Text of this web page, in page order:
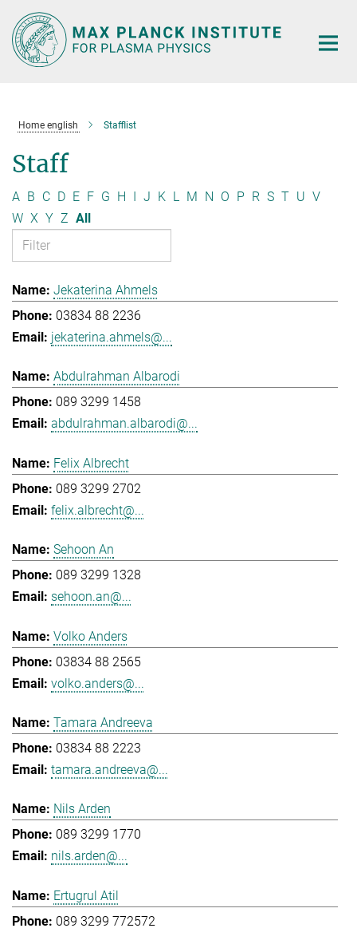
Main-
Content
Home english Stafflist
Staff
A B C D E F G H I J K L M N O P R S T U V
W X Y Z All
Jekaterina Ahmels
03834 88 2236
jekaterina.ahmels@...
Abdulrahman Albarodi
089 3299 1458
abdulrahman.albarodi@...
Felix Albrecht
089 3299 2702
felix.albrecht@...
Sehoon An
089 3299 1328
sehoon.an@...
Volko Anders
03834 88 2565
volko.anders@...
Tamara Andreeva
03834 88 2223
tamara.andreeva@...
Nils Arden
089 3299 1770
nils.arden@...
Ertugrul Atil
089 3299 772572